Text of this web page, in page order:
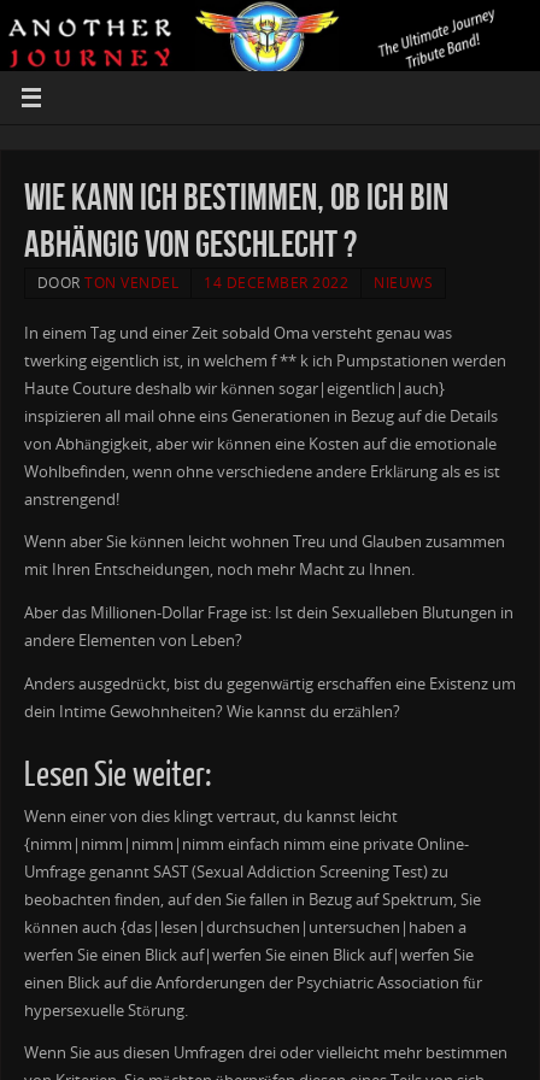
Wie kann ich Bestimmen, ob Ich bin
Abhängig von Geschlecht ?
DOORTON VENDEL 14 DECEMBER 2022 NIEUWS
In einem Tag und einer Zeit sobald Oma versteht genau was
twerking eigentlich ist, in welchem f ** k ich Pumpstationen werden
Haute Couture deshalb wir können sogar|eigentlich|auch}
inspizieren all mail ohne eins Generationen in Bezug auf die Details
von Abhängigkeit, aber wir können eine Kosten auf die emotionale
Wohlbefinden, wenn ohne verschiedene andere Erklärung als es ist
anstrengend!
Wenn aber Sie können leicht wohnen Treu und Glauben zusammen
mit Ihren Entscheidungen, noch mehr Macht zu Ihnen.
Aber das Millionen-Dollar Frage ist: Ist dein Sexualleben Blutungen in
andere Elementen von Leben?
Anders ausgedrückt, bist du gegenwärtig erschaffen eine Existenz um
dein Intime Gewohnheiten? Wie kannst du erzählen?
Lesen Sie weiter:
Wenn einer von dies klingt vertraut, du kannst leicht
{nimm|nimm|nimm|nimm einfach nimm eine private Online-
Umfrage genannt SAST (Sexual Addiction Screening Test) zu
beobachten finden, auf den Sie fallen in Bezug auf Spektrum, Sie
können auch {das|lesen|durchsuchen|untersuchen|haben a
werfen Sie einen Blick auf|werfen Sie einen Blick auf|werfen Sie
einen Blick auf die Anforderungen der Psychiatric Association für
hypersexuelle Störung.
Wenn Sie aus diesen Umfragen drei oder vielleicht mehr bestimmen